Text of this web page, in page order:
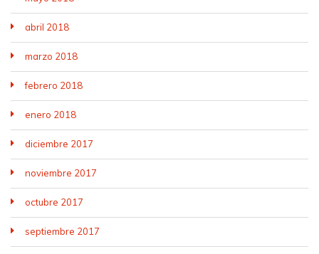
abril 2018
marzo 2018
febrero 2018
enero 2018
diciembre 2017
noviembre 2017
octubre 2017
septiembre 2017